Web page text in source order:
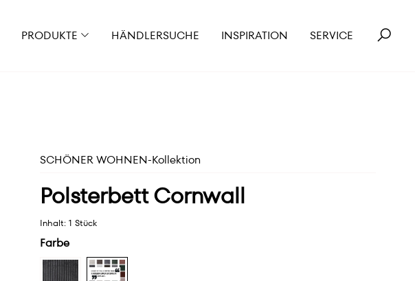
PRODUKTE HÄNDLERSUCHE INSPIRATION SERVICE
SCHÖNER WOHNEN-Kollektion
Polsterbett Cornwall
Inhalt: 1 Stück
Farbe